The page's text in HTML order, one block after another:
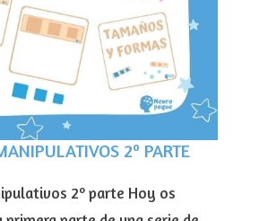
2º PARTE
2º parte Hoy os